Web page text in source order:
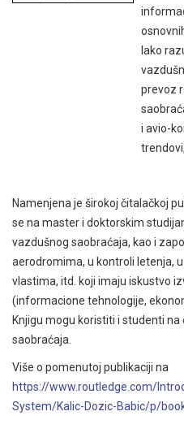
lako
prevoz
i avio-
Namenjena je širokoj čitalačkoj
se na master i doktorskim
vazdušnog saobraćaja, kao i
aerodromima, u kontroli letenja,
vlastima, itd. koji imaju iskustvo
(informacione tehnologije,
Knjigu mogu koristiti i studenti
saobraćaja.
Više o pomenutoj publikaciji na
https://www.routledge.com/
System/Kalic-Dozic-Babic/p/